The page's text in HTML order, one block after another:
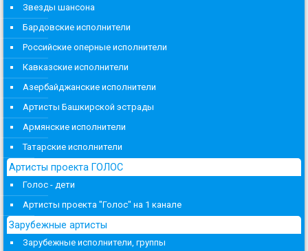
Звезды шансона
Бардовские исполнители
Российские оперные исполнители
Кавказские исполнители
Азербайджанские исполнители
Артисты Башкирской эстрады
Армянские исполнители
Татарские исполнители
Артисты проекта ГОЛОС
Голос - дети
Артисты проекта "Голос" на 1 канале
Зарубежные артисты
Зарубежные исполнители, группы